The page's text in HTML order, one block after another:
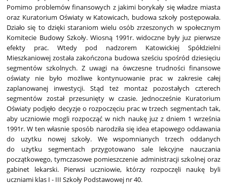
Pomimo problemów finansowych z jakimi borykały się władze miasta
oraz Kuratorium Oświaty w Katowicach, budowa szkoły postępowała.
Działo się to dzięki staraniom wielu osób zrzeszonych w społecznym
Komitecie Budowy Szkoły. Wiosną 1991r. widoczne były juz pierwsze
efekty prac. Wtedy pod nadzorem Katowickiej Spółdzielni
Mieszkaniowej została zakończona budowa sześciu spośród dziesięciu
segmentów szkolnych. Z uwagi na ówczesne trudności finansowe
oświaty nie było możliwe kontynuowanie prac w zakresie całej
zaplanowanej inwestycji. Stąd też montaż pozostałych czterech
segmentów został przesunięty w czasie. Jednocześnie Kuratorium
Oświaty podjęło decyzje o rozpoczęciu prac w trzech segmentach tak,
aby uczniowie mogli rozpocząć w nich naukę juz z dniem 1 września
1991r. W ten własnie sposób narodziła się idea etapowego oddawania
do uzytku nowej szkoły. We wspomnianych trzech oddanych
do użytku segmentach przygotowano sale lekcyjne nauczania
początkowego, tymczasowe pomieszczenie administracji szkolnej oraz
gabinet lekarski. Pierwsi uczniowie, którzy rozpoczęli naukę byli
uczniami klas I - III Szkoły Podstawowej nr 40.